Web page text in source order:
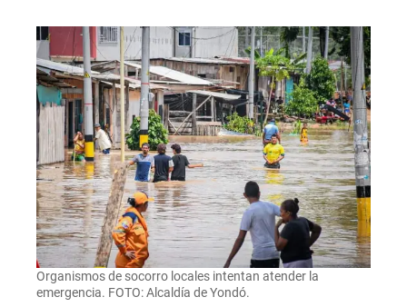
Organismos de socorro locales intentan atender la
emergencia. FOTO: Alcaldía de Yondó.